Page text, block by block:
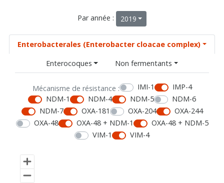
Par année : 2019
Enterobacterales (Enterobacter cloacae complex)
Enterocoques
Non fermentants
Mécanisme de résistance : IMI-1
IMP-4
NDM-1
NDM-4 NDM-5
NDM-6
NDM-7
OXA-181 OXA-204
OXA-244
OXA-48
OXA-48 + NDM-1
OXA-48 + NDM-5
VIM-1
VIM-4